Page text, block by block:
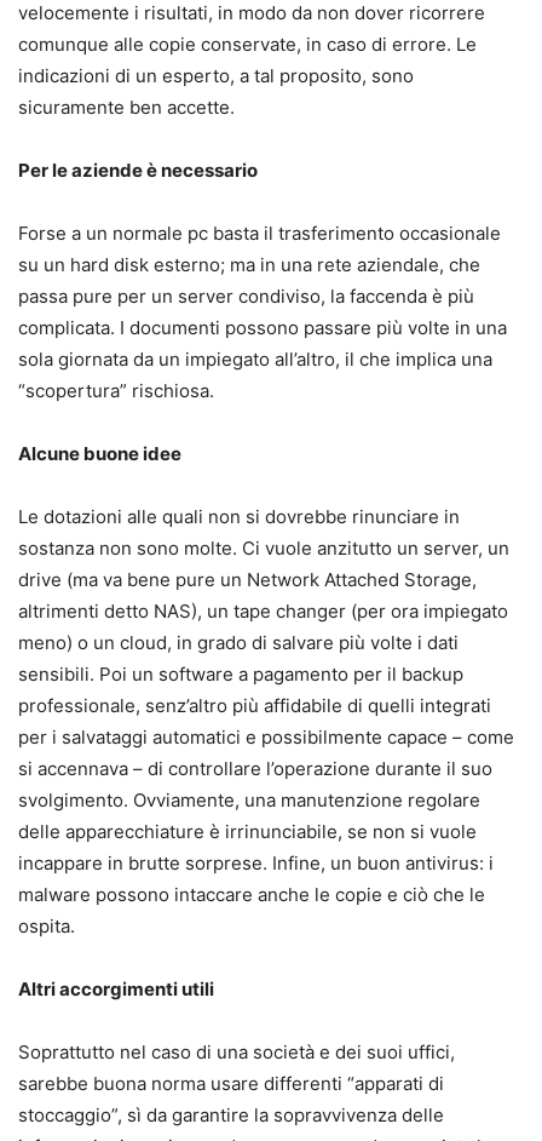
velocemente i risultati, in modo da non dover ricorrere
comunque alle copie conservate, in caso di errore. Le
indicazioni di un esperto, a tal proposito, sono
sicuramente ben accette.
Per le aziende è necessario
Forse a un normale pc basta il trasferimento occasionale
su un hard disk esterno; ma in una rete aziendale, che
passa pure per un server condiviso, la faccenda è più
complicata. I documenti possono passare più volte in una
sola giornata da un impiegato all’altro, il che implica una
“scopertura” rischiosa.
Alcune buone idee
Le dotazioni alle quali non si dovrebbe rinunciare in
sostanza non sono molte. Ci vuole anzitutto un server, un
drive (ma va bene pure un Network Attached Storage,
altrimenti detto NAS), un tape changer (per ora impiegato
meno) o un cloud, in grado di salvare più volte i dati
sensibili. Poi un software a pagamento per il backup
professionale, senz’altro più affidabile di quelli integrati
per i salvataggi automatici e possibilmente capace – come
si accennava – di controllare l’operazione durante il suo
svolgimento. Ovviamente, una manutenzione regolare
delle apparecchiature è irrinunciabile, se non si vuole
incappare in brutte sorprese. Infine, un buon antivirus: i
malware possono intaccare anche le copie e ciò che le
ospita.
Altri accorgimenti utili
Soprattutto nel caso di una società e dei suoi uffici,
sarebbe buona norma usare differenti “apparati di
stoccaggio”, sì da garantire la sopravvivenza delle